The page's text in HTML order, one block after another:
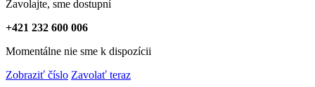
Zavolajte, sme dostupní
+421 232 600 006
Momentálne nie sme k dispozícii
Zobraziť číslo Zavolať teraz